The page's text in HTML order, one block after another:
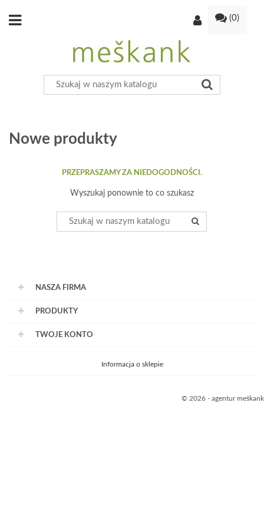
(0)
Nowe produkty
PRZEPRASZAMY ZA NIEDOGODNOŚCI.
Wyszukaj ponownie to co szukasz
NASZA FIRMA
PRODUKTY
TWOJE KONTO
Informacja o sklepie
© 2026 - agentur meškank